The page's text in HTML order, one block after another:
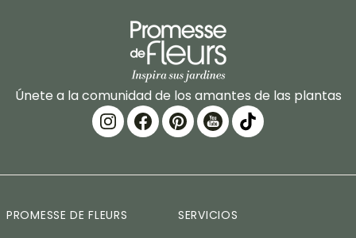
Únete a la comunidad de los amantes de las plantas
PROMESSE DE FLEURS SERVICIOS